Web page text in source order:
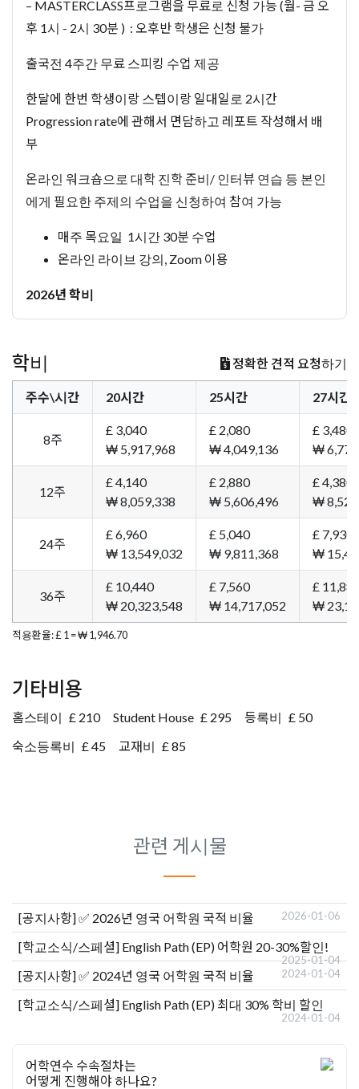
– MASTERCLASS프로그램을 무료로 신청 가능 (월- 금 오
후 1시 - 2시 30분 ) : 오후반 학생은 신청 불가
출국전 4주간 무료 스피킹 수업 제공
한달에 한번 학생이랑 스텝이랑 일대일로 2시간
Progression rate에 관해서 면담하고 레포트 작성해서 배
부
온라인 워크숍으로 대학 진학 준비/ 인터뷰 연습 등 본인
에게 필요한 주제의 수업을 신청하여 참여 가능
매주 목요일 1시간 30분 수업
온라인 라이브 강의, Zoom 이용
2026년 학비
학비 정확한 견적 요청하기
주수\시간 20시간 25시간 27시간
8주
£ 3,040
₩ 5,917,968
£ 2,080
₩ 4,049,136
£ 3,480
₩
12주
£ 4,140
₩ 8,059,338
£ 2,880
₩ 5,606,496
£ 4,380
₩
24주
£ 6,960
₩ 13,549,032
£ 5,040
₩ 9,811,368
£ 7,930
₩
36주
£ 10,440
₩ 20,323,548
£ 7,560
₩ 14,717,052
£
₩
적용환율: £ 1 = ₩ 1,946.70
기타비용
홈스테이 £ 210 Student House £ 295 등록비 £ 50
숙소등록비 £ 45 교재비 £ 85
관련 게시물
[공지사항]✅ 2026년 영국 어학원 국적 비율 2026-01-06
[학교소식/스페셜] English Path (EP) 어학원 20-30%할인!
2025-01-04
[공지사항]✅ 2024년 영국 어학원 국적 비율 2024-01-04
[학교소식/스페셜] English Path (EP) 최대 30% 학비 할인
2024-01-04
어학연수 수속절차는
어떻게 진행해야 하나요?